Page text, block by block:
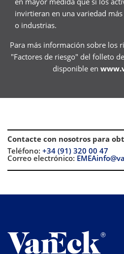
invirtieran en una variedad
o industrias.
Para más información sobre los
"Factores de riesgo" del folleto
disponible en
Contacte con nosotros para
Teléfono: +34 (91) 320 00 47
Correo electrónico: